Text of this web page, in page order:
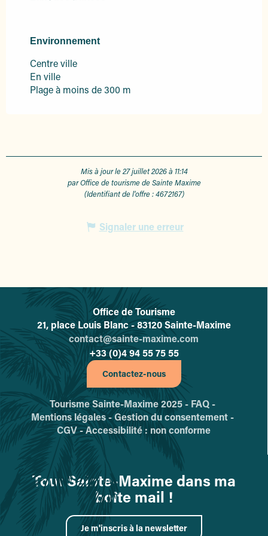
Environnement
Environnement
Centre ville
En ville
Plage à moins de 300 m
Mis à jour le 27 juillet 2026 à 11:14
par Office de tourisme de Sainte Maxime
(Identifiant de l'offre :4672167)
Signaler une erreur
L'office de tourisme de Sainte-
Office de Tourisme
21, place Louis Blanc - 83120 Sainte-Maxime
contact@sainte-maxime.com
+33 (0)4 94 55 75 55
Contactez-nous
Tourisme Sainte-Maxime 2025 - FAQ -
Mentions légales -Gestion du consentement -
CGV -Accessibilité : non conforme
Tout Sainte-Maxime dans ma
boîte mail !
Je m'inscris à la newsletter